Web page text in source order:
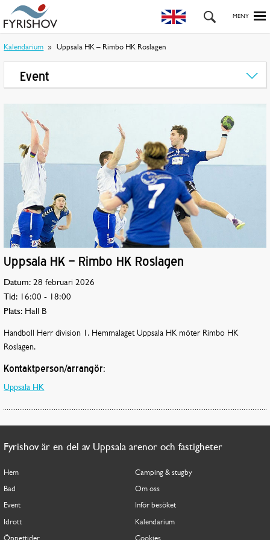
Kalendarium Uppsala HK – Rimbo HK Roslagen
Event
Uppsala HK – Rimbo HK Roslagen
Datum: 28 februari 2026
Tid: 16:00 - 18:00
Plats: Hall B
Handboll Herr division 1. Hemmalaget Uppsala HK möter Rimbo HK
Roslagen.
Kontaktperson/arrangör:
Uppsala HK
Fyrishov är en del av Uppsala arenor och fastigheter
Hem
Bad
Event
Idrott
Camping & stugby
Om oss
Inför besöket
Kalendarium